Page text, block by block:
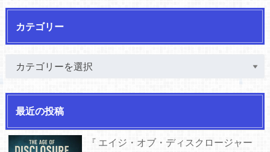
カテゴリー
最近の投稿
『 エイジ・オブ・ディスクロージャー